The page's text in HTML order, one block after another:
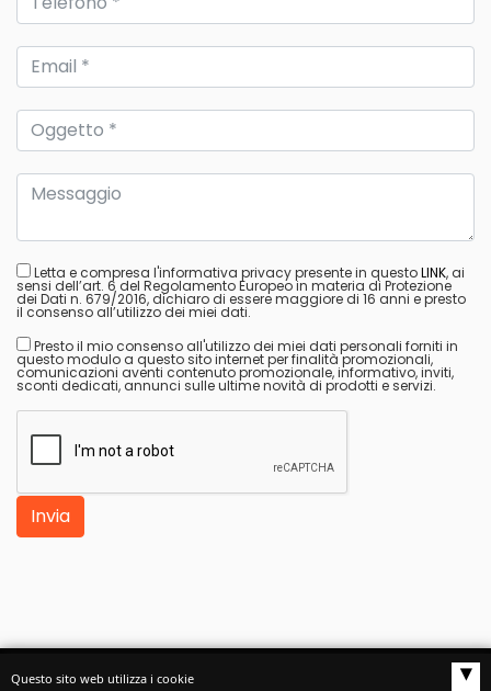
Letta e compresa l'informativa privacy presente in questoLINK, ai
sensi dell’art. 6 del Regolamento Europeo in materia di Protezione
dei Dati n. 679/2016, dichiaro di essere maggiore di 16 anni e presto
il consenso all’utilizzo dei miei dati.
Presto il mio consenso all'utilizzo dei miei dati personali forniti in
questo modulo a questo sito internet per finalità promozionali,
comunicazioni aventi contenuto promozionale, informativo, inviti,
sconti dedicati, annunci sulle ultime novità di prodotti e servizi.
Invia
Questo sito web utilizza i cookie ▴